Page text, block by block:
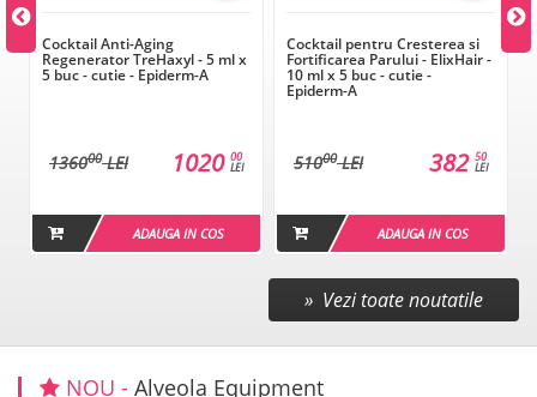
Cocktail Anti-Aging
Regenerator TreHaxyl - 5 ml x
5 buc - cutie - Epiderm-A
136000LEI 00
LEI
1020
ADAUGA IN COS
Cocktail pentru Cresterea si
Fortificarea Parului - ElixHair -
10 ml x 5 buc - cutie -
Epiderm-A
51000LEI 50
LEI
382
ADAUGA IN COS
» Vezi toate noutatile
NOU - Alveola Equipment